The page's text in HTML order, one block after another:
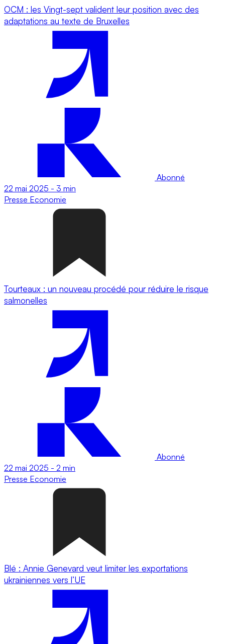
OCM : les Vingt-sept valident leur position avec des
adaptations au texte de Bruxelles
Abonné
22 mai 2025 - 3 min
Presse Economie
Tourteaux : un nouveau procédé pour réduire le risque
salmonelles
Abonné
22 mai 2025 - 2 min
Presse Economie
Blé : Annie Genevard veut limiter les exportations
ukrainiennes vers l’UE